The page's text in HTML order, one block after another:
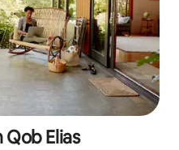
Elias